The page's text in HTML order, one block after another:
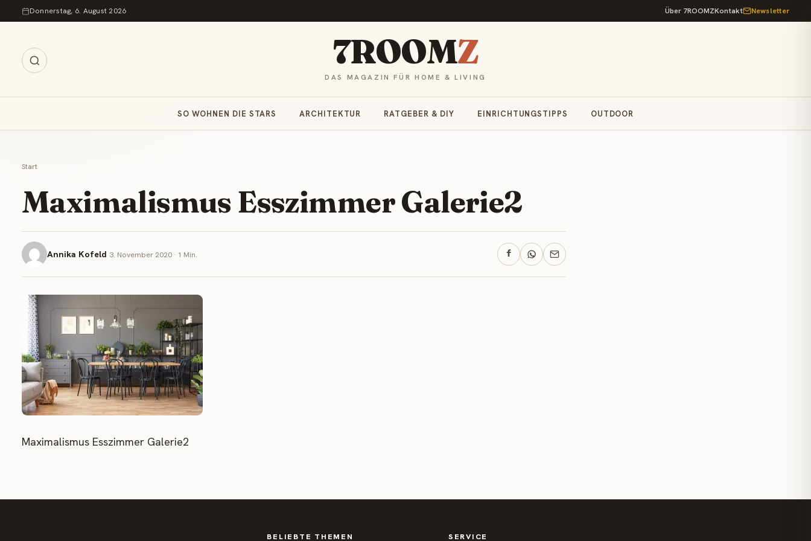
Zum Inhalt springen
Donnerstag, 6. August 2026 Über 7ROOMZKontakt Newsletter
7ROOMZ
DAS MAGAZIN FÜR HOME & LIVING
SO WOHNEN DIE STARS ARCHITEKTUR RATGEBER & DIY EINRICHTUNGSTIPPS OUTDOOR
Start
Maximalismus Esszimmer Galerie2
Annika Kofeld 3. November 2020 · 1 Min.
Maximalismus Esszimmer Galerie2
BELIEBTE THEMEN SERVICE